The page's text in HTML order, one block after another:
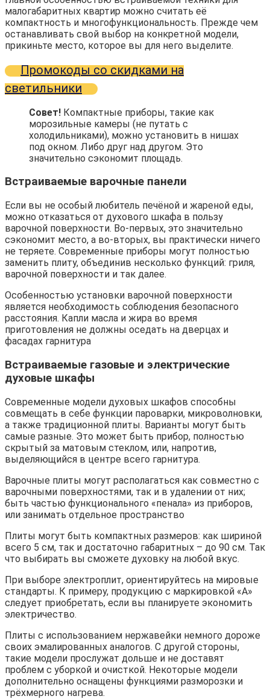
малогабаритных квартир можно считать её
компактность и многофункциональность. Прежде чем
останавливать свой выбор на конкретной модели,
прикиньте место, которое вы для него выделите.
Промокоды со скидками на
светильники
Совет! Компактные приборы, такие как
морозильные камеры (не путать с
холодильниками), можно установить в нишах
под окном. Либо друг над другом. Это
значительно сэкономит площадь.
Встраиваемые варочные панели
Если вы не особый любитель печёной и жареной еды,
можно отказаться от духового шкафа в пользу
варочной поверхности. Во-первых, это значительно
сэкономит место, а во-вторых, вы практически ничего
не теряете. Современные приборы могут полностью
заменить плиту, объединив несколько функций: гриля,
варочной поверхности и так далее.
Особенностью установки варочной поверхности
является необходимость соблюдения безопасного
расстояния. Капли масла и жира во время
приготовления не должны оседать на дверцах и
фасадах гарнитура
Встраиваемые газовые и электрические
духовые шкафы
Современные модели духовых шкафов способны
совмещать в себе функции пароварки, микроволновки,
а также традиционной плиты. Варианты могут быть
самые разные. Это может быть прибор, полностью
скрытый за матовым стеклом, или, напротив,
выделяющийся в центре всего гарнитура.
Варочные плиты могут располагаться как совместно с
варочными поверхностями, так и в удалении от них;
быть частью функционального «пенала» из приборов,
или занимать отдельное пространство
Плиты могут быть компактных размеров: как шириной
всего 5 см, так и достаточно габаритных – до 90 см. Так
что выбирать вы сможете духовку на любой вкус.
При выборе электроплит, ориентируйтесь на мировые
стандарты. К примеру, продукцию с маркировкой «А»
следует приобретать, если вы планируете экономить
электричество.
Плиты с использованием нержавейки немного дороже
своих эмалированных аналогов. С другой стороны,
такие модели прослужат дольше и не доставят
проблем с уборкой и очисткой. Некоторые модели
дополнительно оснащены функциями разморозки и
трёхмерного нагрева.